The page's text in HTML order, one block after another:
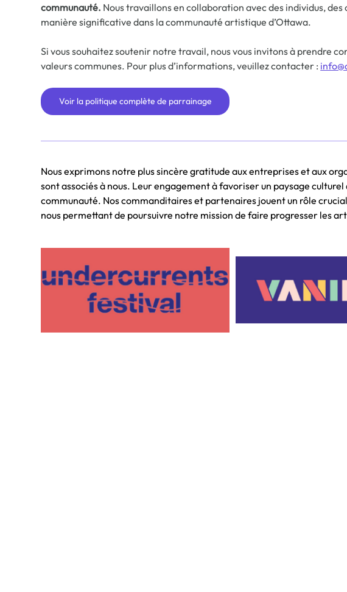
communauté. Nous travaillons en collaboration avec des individus,
manière significative dans la communauté artistique d’Ottawa.
Si vous souhaitez soutenir notre travail, nous vous invitons à prendre
valeurs communes. Pour plus d’informations, veuillez contacter :
Voir la politique complète de parrainage
Nous exprimons notre plus sincère gratitude aux entreprises et aux
sont associés à nous. Leur engagement à favoriser un paysage
communauté. Nos commanditaires et partenaires jouent un rôle
nous permettant de poursuivre notre mission de faire progresser les